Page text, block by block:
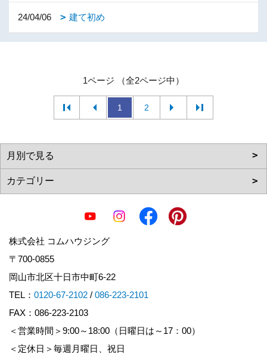
24/04/06 建て初め
1ページ （全2ページ中）
1 2
株式会社 コムハウジング
〒700-0855
岡山市北区十日市中町6-22
TEL： 0120-67-2102 / 086-223-2101
FAX：086-223-2103
＜営業時間＞9:00～18:00（日曜日は～17：00）
＜定休日＞毎週月曜日、祝日